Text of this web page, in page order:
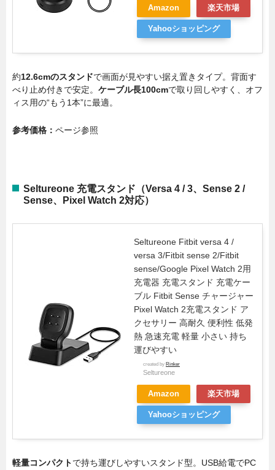
Amazon 楽天市場
Yahooショッピング
約12.6cmのスタンドで画面が見やすい据え置きタイプ。背面す
べり止め付きで安定。 ケーブル長100cmで取り回しやすく、オフ
ィス用の“もう1本”に最適。
参考価格： ページ参照
Seltureone 充電スタンド（Versa 4 / 3、Sense 2 /
Sense、Pixel Watch 2対応）
Seltureone Fitbit versa 4 /
versa 3/Fitbit sense 2/Fitbit
sense/Google Pixel Watch 2用
充電器 充電スタンド 充電ケー
ブル Fitbit Sense チャージャー
Pixel Watch 2充電スタンド ア
クセサリー 高耐久 便利性 低発
熱 急速充電 軽量 小さい 持ち
運びやすい
created by Rinker
Seltureone
Amazon 楽天市場
Yahooショッピング
軽量コンパクトで持ち運びしやすいスタンド型。USB給電でPC